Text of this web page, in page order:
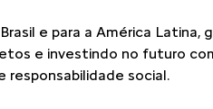
e para a América Latina,
e investindo no futuro
responsabilidade social.